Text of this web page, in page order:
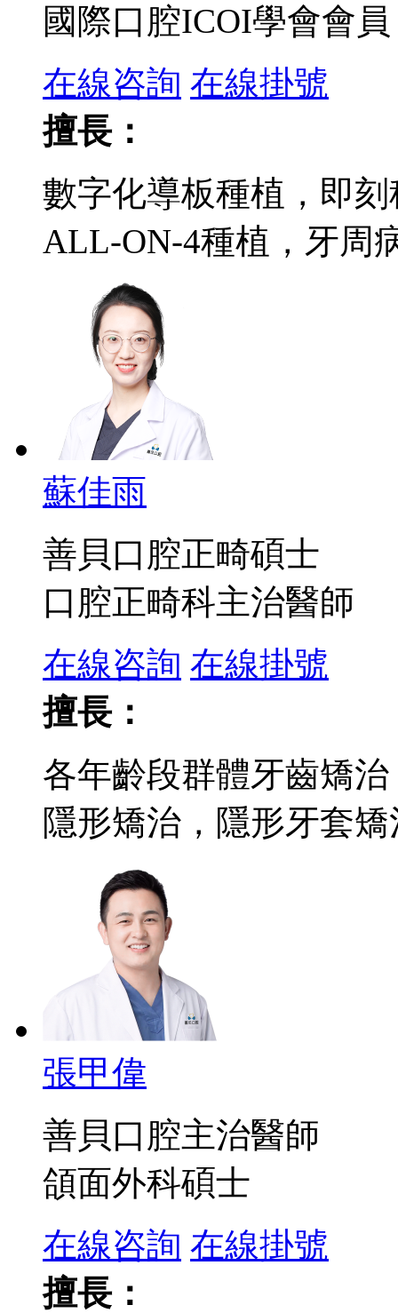
國際口腔ICOI學會會員
在線咨詢 在線掛號
擅長：
數字化導板種植，即
ALL-ON-4種植，牙周
蘇佳雨
善貝口腔正畸碩士
口腔正畸科主治醫師
在線咨詢 在線掛號
擅長：
各年齡段群體牙齒矯
隱形矯治，隱形牙套
張甲偉
善貝口腔主治醫師
頜面外科碩士
在線咨詢 在線掛號
擅長：